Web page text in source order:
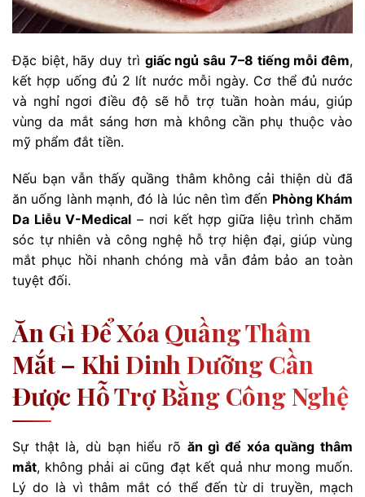
Đặc biệt, hãy duy trì giấc ngủ sâu 7–8 tiếng mỗi đêm,
kết hợp uống đủ 2 lít nước mỗi ngày. Cơ thể đủ nước
và nghỉ ngơi điều độ sẽ hỗ trợ tuần hoàn máu, giúp
vùng da mắt sáng hơn mà không cần phụ thuộc vào
mỹ phẩm đắt tiền.
Nếu bạn vẫn thấy quầng thâm không cải thiện dù đã
ăn uống lành mạnh, đó là lúc nên tìm đến Phòng Khám
Da Liễu V-Medical – nơi kết hợp giữa liệu trình chăm
sóc tự nhiên và công nghệ hỗ trợ hiện đại, giúp vùng
mắt phục hồi nhanh chóng mà vẫn đảm bảo an toàn
tuyệt đối.
Ăn Gì Để Xóa Quầng Thâm
Mắt – Khi Dinh Dưỡng Cần
Được Hỗ Trợ Bằng Công Nghệ
Sự thật là, dù bạn hiểu rõ ăn gì để xóa quầng thâm
mắt, không phải ai cũng đạt kết quả như mong muốn.
Lý do là vì thâm mắt có thể đến từ di truyền, mạch